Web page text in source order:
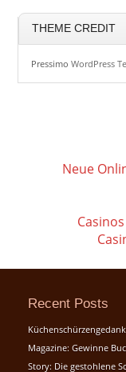
THEME CREDIT
PressimoWordPress
Neue
Recent Posts
Magazine: Gewinne
Story: Die gestohlene